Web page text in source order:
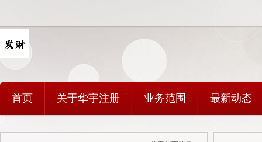
首页 关于华宇注册 业务范围 最新动态